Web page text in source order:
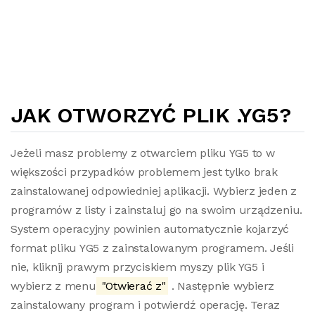
JAK OTWORZYĆ PLIK .YG5?
Jeżeli masz problemy z otwarciem pliku YG5 to w
większości przypadków problemem jest tylko brak
zainstalowanej odpowiedniej aplikacji. Wybierz jeden z
programów z listy i zainstaluj go na swoim urządzeniu.
System operacyjny powinien automatycznie kojarzyć
format pliku YG5 z zainstalowanym programem. Jeśli
nie, kliknij prawym przyciskiem myszy plik YG5 i
wybierz z menu "Otwierać z" . Następnie wybierz
zainstalowany program i potwierdź operację. Teraz